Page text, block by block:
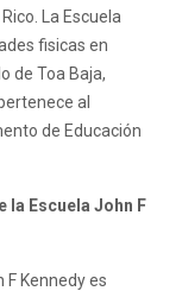
La Escuela
fisicas en
de Toa Baja,
al
de Educación
la Escuela John F
F Kennedy es